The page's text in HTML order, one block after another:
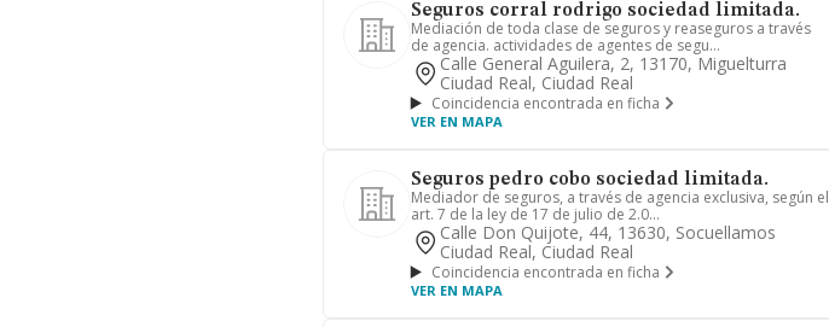
Seguros corral rodrigo sociedad limitada.
Mediación de toda clase de seguros y reaseguros a través
de agencia. actividades de agentes de segu...
Calle General Aguilera, 2, 13170, Miguelturra
Ciudad Real, Ciudad Real
Coincidencia encontrada en ficha
VER EN MAPA
Seguros pedro cobo sociedad limitada.
Mediador de seguros, a través de agencia exclusiva, según el
art. 7 de la ley de 17 de julio de 2.0...
Calle Don Quijote, 44, 13630, Socuellamos
Ciudad Real, Ciudad Real
Coincidencia encontrada en ficha
VER EN MAPA